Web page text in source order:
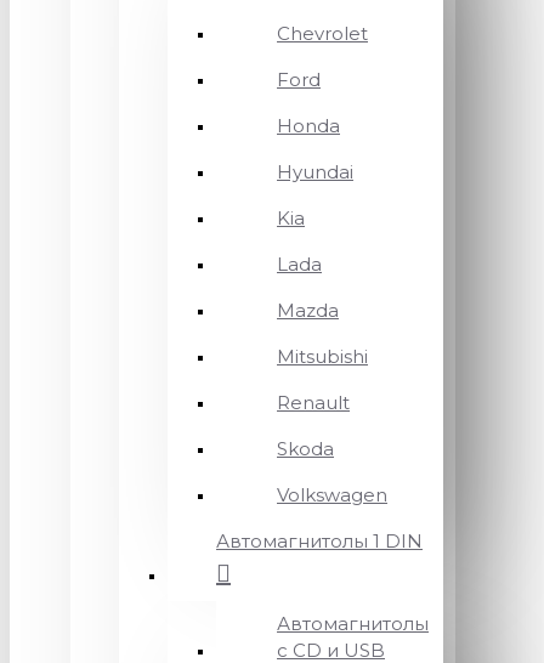
Chevrolet
Ford
Honda
Hyundai
Kia
Lada
Mazda
Mitsubishi
Renault
Skoda
Volkswagen
Автомагнитолы 1 DIN
Автомагнитолы
с CD и USB